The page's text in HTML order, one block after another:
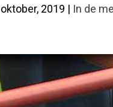
2019 | In de